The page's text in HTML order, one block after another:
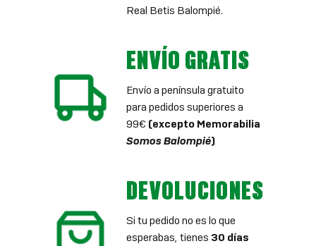
Real Betis Balompié.
ENVÍO GRATIS
Envío a península gratuito
para pedidos superiores a
99€ (excepto Memorabilia
Somos Balompié)
DEVOLUCIONES
Si tu pedido no es lo que
esperabas, tienes 30 días